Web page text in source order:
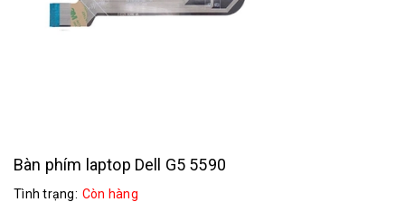
Bàn phím laptop Dell G5 5590
Tình trạng: Còn hàng